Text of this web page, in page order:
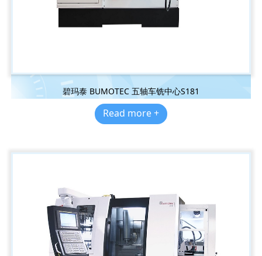
碧玛泰 BUMOTEC 五轴车铣中心S181
Read more +